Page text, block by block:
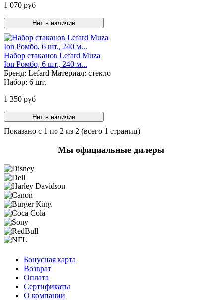
1 070 руб
Нет в наличии
Набор стаканов Lefard Muza
Ion Ромбо, 6 шт., 240 м...
Бренд: Lefard Материал: стекло
Набор: 6 шт.
1 350 руб
Нет в наличии
Показано с 1 по 2 из 2 (всего 1 страниц)
Мы официальные дилеры
Бонусная карта
Возврат
Оплата
Сертификаты
О компании